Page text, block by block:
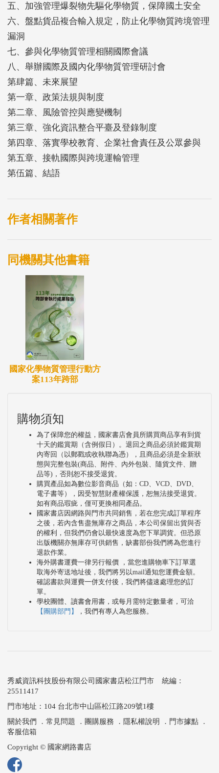
五、加強管理爆裂物先驅化學物質，保障國土安全
六、盤點貨品複合輸入規定，防止化學物質跨境管理
漏洞
七、參與化學物質管理相關國際會議
八、舉辦國際及國內化學物質管理研討會
第肆篇、未來展望
第一章、政策法規與制度
第二章、風險管控與應變機制
第三章、強化資訊整合平臺及登錄制度
第四章、落實學校教育、企業社會責任及公眾參與
第五章、接軌國際與跨境運輸管理
第伍篇、結語
作者相關著作
同機關其他書籍
國家化學物質管理行動方
案113年跨部
購物須知
為了保障您的權益，國家書店會員所購買商品享有到貨
十天的鑑賞期（含例假日）。退回之商品必須於鑑賞期
內寄回（以郵戳或收執聯為憑），且商品必須是全新狀
態與完整包裝(商品、附件、內外包裝、隨貨文件、贈
品等)，否則恕不接受退貨。
購買產品如為數位影音商品（如：CD、VCD、DVD、
電子書等），因受智慧財產權保護，恕無法接受退貨。
如有商品瑕疵，僅可更換相同產品。
國家書店因網路與門市共同銷售，若在您完成訂單程序
之後，若內含售盡無庫存之商品，本公司保留出貨與否
的權利，但我們仍會以最快速度為您下單調貨。但恐原
出版機關亦無庫存可供銷售，缺書部份我們將為您進行
退款作業。
海外購書運費一律另行報價 ，當您進購物車下訂單選
取海外寄送地址後，我們將另以mail通知您運費金額。
確認書款與運費一併支付後，我們將儘速處理您的訂
單。
學校團體、讀書會用書，或每月需特定數量者，可洽
【團購部門】
，我們有專人為您服務。
秀威資訊科技股份有限公司國家書店松江門市 統編：
25511417
門市地址：104 台北市中山區松江路209號1樓
關於我們
． 常見問題 ． 團購服務 ． 隱私權說明 ． 門市據點 ．
客服信箱
Copyright © 國家網路書店